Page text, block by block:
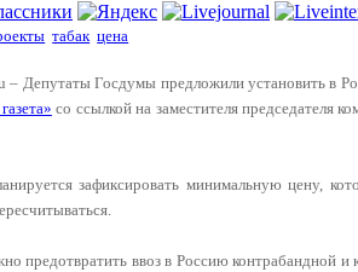
табак цена
– Депутаты Госдумы предложили установить в
со ссылкой на заместителя председателя
зафиксировать минимальную цену,
предотвратить ввоз в Россию контрабандной и